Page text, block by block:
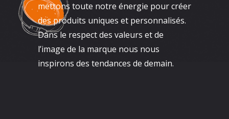
mettons toute notre énergie pour créer
des produits uniques et personnalisés.
Dans le respect des valeurs et de
l’image de la marque nous nous
inspirons des tendances de demain.